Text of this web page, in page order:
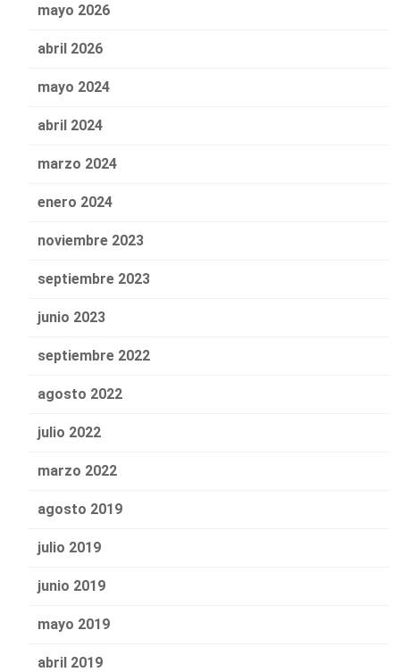
mayo 2026
abril 2026
mayo 2024
abril 2024
marzo 2024
enero 2024
noviembre 2023
septiembre 2023
junio 2023
septiembre 2022
agosto 2022
julio 2022
marzo 2022
agosto 2019
julio 2019
junio 2019
mayo 2019
abril 2019